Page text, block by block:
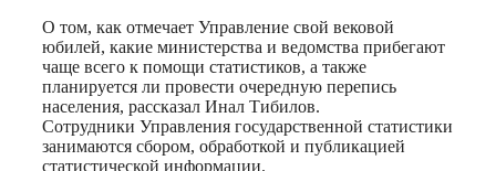
О том, как отмечает Управление свой вековой
юбилей, какие министерства и ведомства прибегают
чаще всего к помощи статистиков, а также
планируется ли провести очередную перепись
населения, рассказал Инал Тибилов.
Сотрудники Управления государственной статистики
занимаются сбором, обработкой и публикацией
статистической информации.